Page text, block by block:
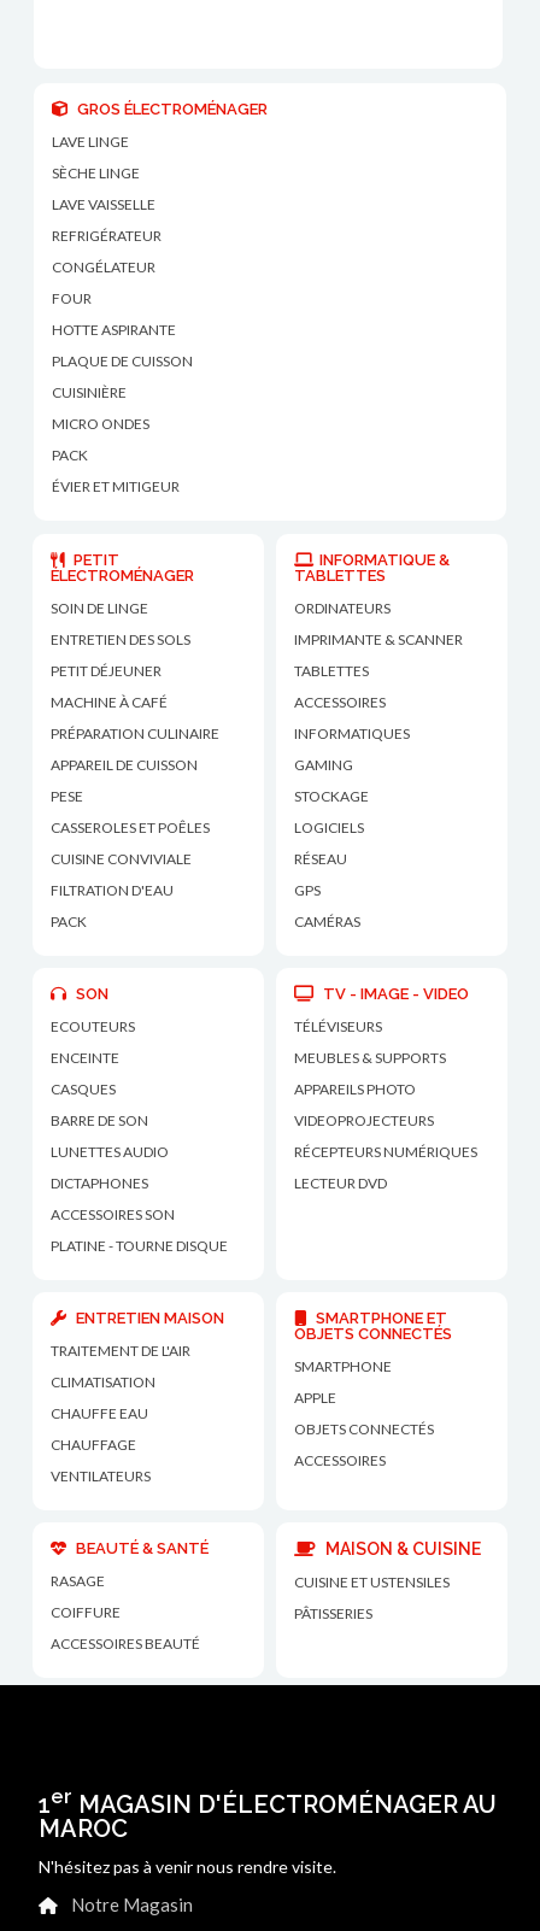
GROS ÉLECTROMÉNAGER
LAVE LINGE
SÈCHE LINGE
LAVE VAISSELLE
REFRIGÉRATEUR
CONGÉLATEUR
FOUR
HOTTE ASPIRANTE
PLAQUE DE CUISSON
CUISINIÈRE
MICRO ONDES
PACK
ÉVIER ET MITIGEUR
PETIT
ÉLECTROMÉNAGER
SOIN DE LINGE
ENTRETIEN DES SOLS
PETIT DÉJEUNER
MACHINE À CAFÉ
PRÉPARATION CULINAIRE
APPAREIL DE CUISSON
PESE
CASSEROLES ET POÊLES
CUISINE CONVIVIALE
FILTRATION D'EAU
PACK
INFORMATIQUE &
TABLETTES
ORDINATEURS
IMPRIMANTE & SCANNER
TABLETTES
ACCESSOIRES
INFORMATIQUES
GAMING
STOCKAGE
LOGICIELS
RÉSEAU
GPS
CAMÉRAS
SON
ECOUTEURS
ENCEINTE
CASQUES
BARRE DE SON
LUNETTES AUDIO
DICTAPHONES
ACCESSOIRES SON
PLATINE - TOURNE DISQUE
TV - IMAGE - VIDEO
TÉLÉVISEURS
MEUBLES & SUPPORTS
APPAREILS PHOTO
VIDEOPROJECTEURS
RÉCEPTEURS NUMÉRIQUES
LECTEUR DVD
ENTRETIEN MAISON
TRAITEMENT DE L'AIR
CLIMATISATION
CHAUFFE EAU
CHAUFFAGE
VENTILATEURS
SMARTPHONE ET
OBJETS CONNECTÉS
SMARTPHONE
APPLE
OBJETS CONNECTÉS
ACCESSOIRES
BEAUTÉ & SANTÉ
RASAGE
COIFFURE
ACCESSOIRES BEAUTÉ
MAISON & CUISINE
CUISINE ET USTENSILES
PÂTISSERIES
1er MAGASIN D'ÉLECTROMÉNAGER AU
MAROC
N'hésitez pas à venir nous rendre visite.
Notre Magasin